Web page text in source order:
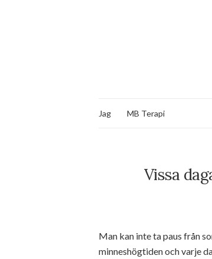
Jag MB Terapi
Vissa
Man kan inte ta paus från
minneshögtiden och varje